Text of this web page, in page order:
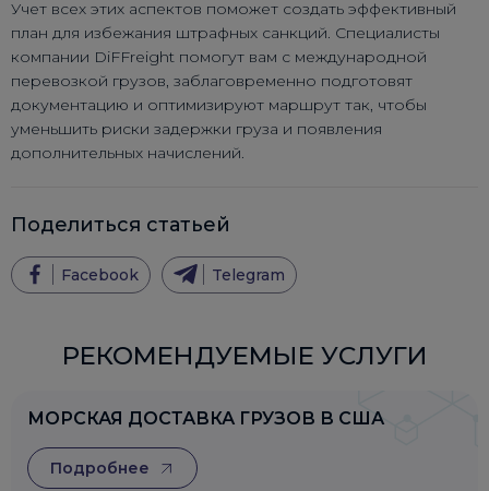
Учет всех этих аспектов поможет создать эффективный
план для избежания штрафных санкций. Специалисты
компании DiFFreight помогут вам с международной
перевозкой грузов, заблаговременно подготовят
документацию и оптимизируют маршрут так, чтобы
уменьшить риски задержки груза и появления
дополнительных начислений.
Поделиться статьей
Facebook Telegram
РЕКОМЕНДУЕМЫЕ УСЛУГИ
МОРСКАЯ ДОСТАВКА ГРУЗОВ В США
Подробнее